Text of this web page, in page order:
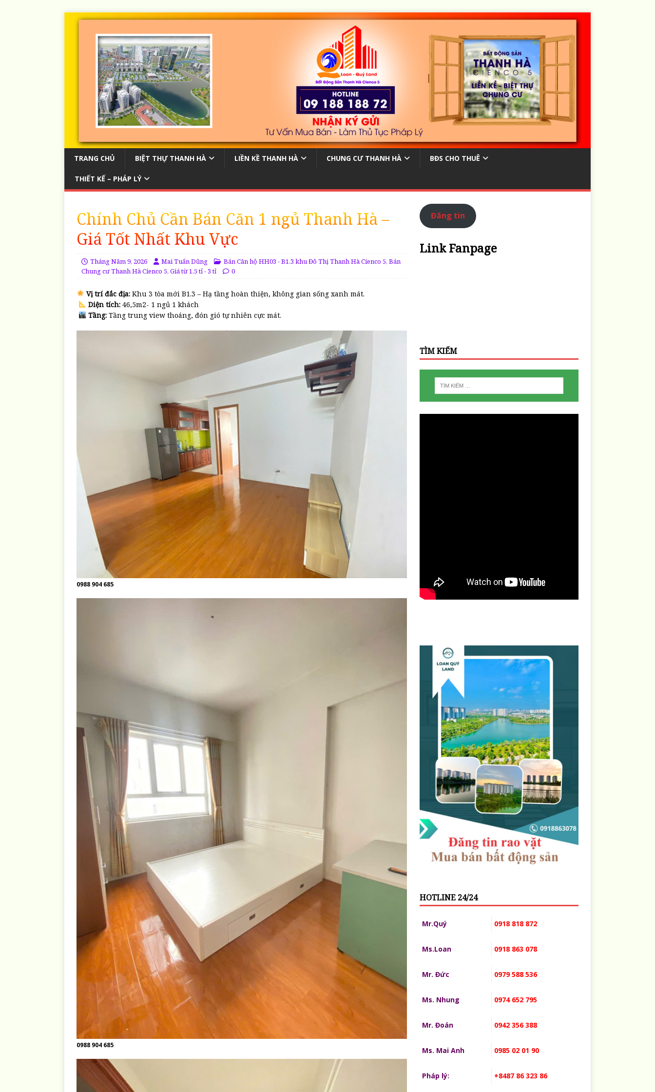
TRANG CHỦ BIỆT THỰ THANH HÀ LIỀN KỀ THANH HÀ CHUNG CƯ THANH HÀ BĐS CHO THUÊ
THIẾT KẾ – PHÁP LÝ
Chính Chủ Cần Bán Căn 1 ngủ Thanh Hà –
Giá Tốt Nhất Khu Vực
Tháng Năm 9, 2026 Mai Tuấn Dũng Bán Căn hộ HH03 - B1.3 khu Đô Thị Thanh Hà Cienco 5, Bán
Chung cư Thanh Hà Cienco 5, Giá từ 1,5 tỉ - 3 tỉ 0
Vị trí đắc địa:Khu 3 tòa mới B1.3 – Hạ tầng hoàn thiện, không gian sống xanh mát.
Diện tích:46,5m2- 1 ngủ 1 khách
Tầng:Tầng trung view thoáng, đón gió tự nhiên cực mát.
0988 904 685
0988 904 685
Đăng tin
Link Fanpage
TÌM KIẾM
HOTLINE 24/24
Mr.Quý 0918 818 872
Ms.Loan 0918 863 078
Mr. Đức 0979 588 536
Ms. Nhung 0974 652 795
Mr. Đoán 0942 356 388
Ms. Mai Anh 0985 02 01 90
Pháp lý: +8487 86 323 86